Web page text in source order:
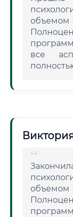
все